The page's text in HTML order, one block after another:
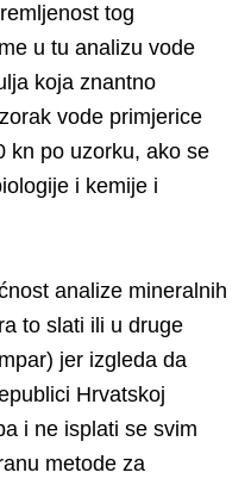
tog
u tu analizu vode
koja znantno
vode primjerice
kn po uzorku, ako se
i kemije i
analize mineralnih
to slati ili u druge
jer izgleda da
Hrvatskoj
i ne isplati se svim
metode za